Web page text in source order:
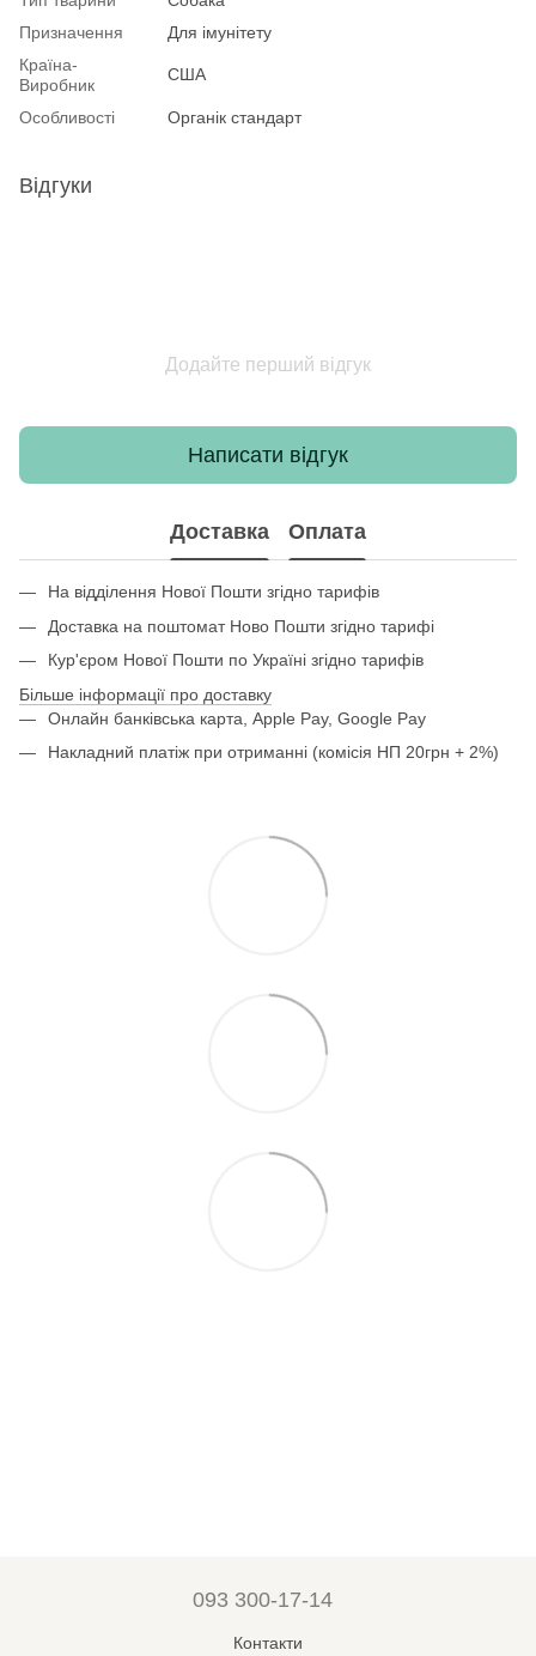
Призначення
Для імунітету
Країна-
Виробник
США
Особливості Органік стандарт
Відгуки
Додайте перший відгук
Написати відгук
Доставка Оплата
На відділення Нової Пошти згідно тарифів
Доставка на поштомат Ново Пошти згідно тарифі
Кур'єром Нової Пошти по Україні згідно тарифів
Більше інформації про доставку
Онлайн банківська карта, Apple Pay, Google Pay
Накладний платіж при отриманні (комісія НП 20грн + 2%)
093 300-17-14
Контакти